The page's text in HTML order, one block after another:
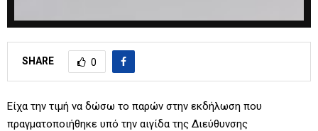
SHARE 0
Είχα την τιμή να δώσω το παρών στην εκδήλωση που
πραγματοποιήθηκε υπό την αιγίδα της Διεύθυνσης